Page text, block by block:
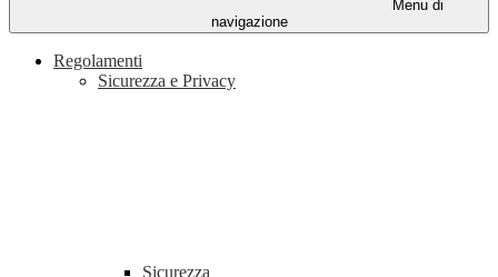
Menu di
navigazione
Regolamenti
Sicurezza e Privacy
Sicurezza